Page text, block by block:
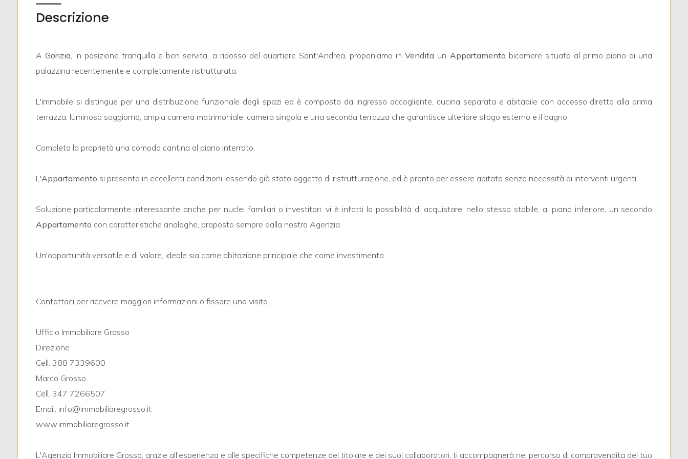
Descrizione
A Gorizia, in posizione tranquilla e ben servita, a ridosso del quartiere Sant'Andrea, proponiamo inVendita un Appartamento bicamere situato al primo piano di una
palazzina recentemente e completamente ristrutturata.
L'immobile si distingue per una distribuzione funzionale degli spazi ed è composto da ingresso accogliente, cucina separata e abitabile con accesso diretto alla prima
terrazza, luminoso soggiorno, ampia camera matrimoniale, camera singola e una seconda terrazza che garantisce ulteriore sfogo esterno e il bagno.
Completa la proprietà una comoda cantina al piano interrato.
L'Appartamento si presenta in eccellenti condizioni, essendo già stato oggetto di ristrutturazione, ed è pronto per essere abitato senza necessità di interventi urgenti.
Soluzione particolarmente interessante anche per nuclei familiari o investitori: vi è infatti la possibilità di acquistare, nello stesso stabile, al piano inferiore, un secondo
Appartamento con caratteristiche analoghe, proposto sempre dalla nostra Agenzia.
Un'opportunità versatile e di valore, ideale sia come abitazione principale che come investimento.
Contattaci per ricevere maggiori informazioni o fissare una visita.
Ufficio Immobiliare Grosso
Direzione
Cell. 388 7339600
Marco Grosso
Cell. 347 7266507
Email. info@immobiliaregrosso.it
www.immobiliaregrosso.it
L'Agenzia Immobiliare Grosso, grazie all'esperienza e alle specifiche competenze del titolare e dei suoi collaboratori, ti accompagnerà nel percorso di compravendita del tuo
Locali
minimi
Qualsiasi
Bagni
Qualsiasi